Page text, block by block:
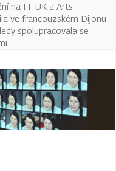
na FF UK a Arts
ve francouzském Dijonu.
spolupracovala se